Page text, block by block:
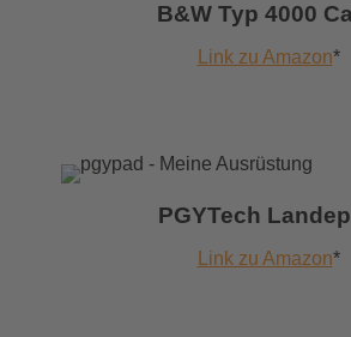
B&W Typ 4000
Link zu Amazon*
PGYTech
Link zu Amazon*